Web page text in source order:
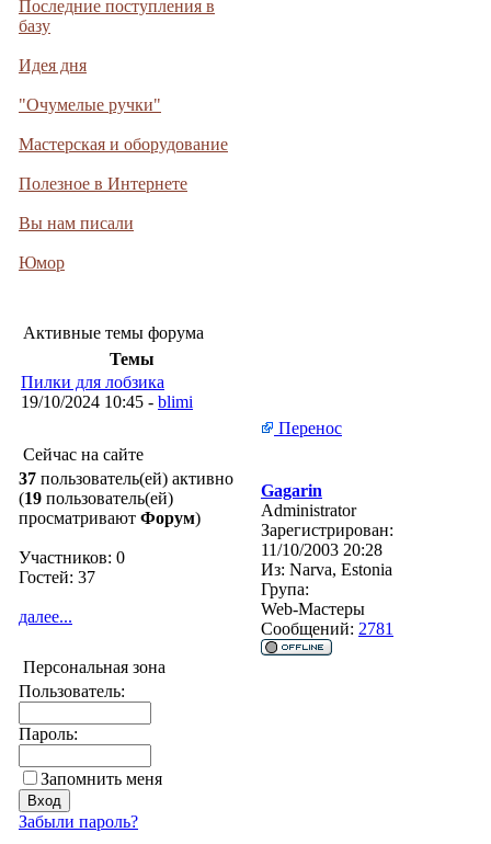
Последние поступления в
базу
Идея дня
"Очумелые ручки"
Мастерская и оборудование
Полезное в Интернете
Вы нам писали
Юмор
Активные темы форума
Темы
Пилки для лобзика
19/10/2024 10:45 - blimi
Сейчас на сайте
37 пользователь(ей) активно
(19 пользователь(ей)
просматривают Форум)
Участников: 0
Гостей: 37
далее...
Персональная зона
Пользователь:
Пароль:
Запомнить меня
Забыли пароль?
Перенос
Gagarin
Administrator
Зарегистрирован:
11/10/2003 20:28
Из: Narva, Estonia
Група:
Web-Мастеры
Сообщений: 2781